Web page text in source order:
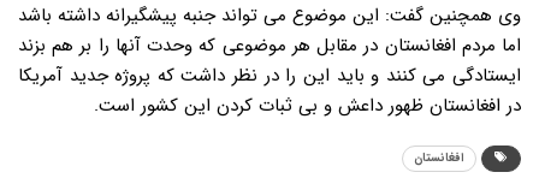
وی همچنین گفت: این موضوع می تواند جنبه پیشگیرانه داشته باشد
اما مردم افغانستان در مقابل هر موضوعی که وحدت آنها را بر هم بزند
ایستادگی می کنند و باید این را در نظر داشت که پروژه جدید آمریکا
در افغانستان ظهور داعش و بی ثبات کردن این کشور است.
افغانستان